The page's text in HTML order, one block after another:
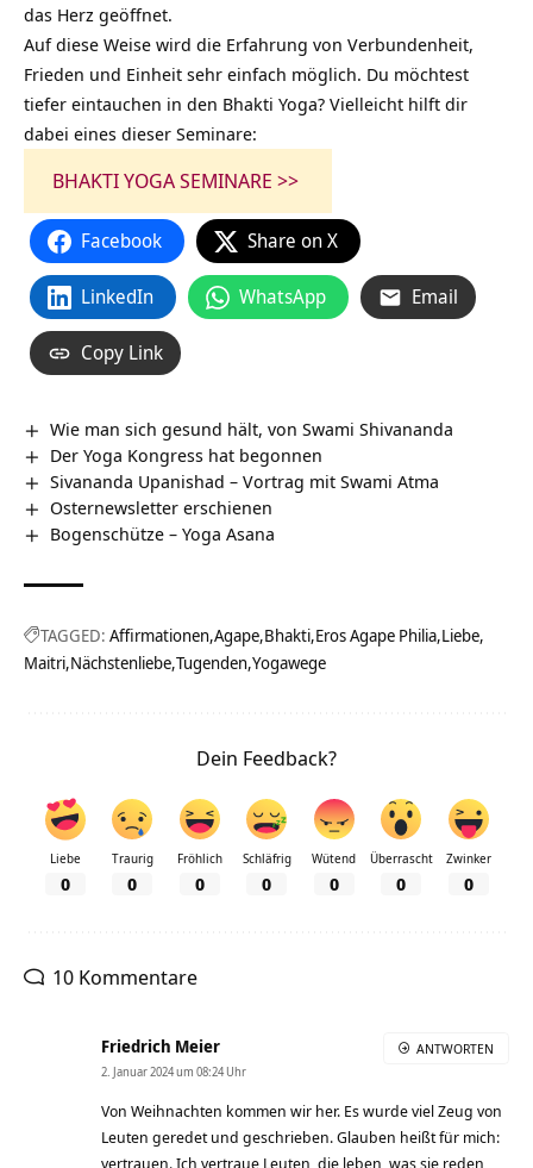
das Herz geöffnet.
Auf diese Weise wird die Erfahrung von Verbundenheit,
Frieden und Einheit sehr einfach möglich. Du möchtest
tiefer eintauchen in den Bhakti Yoga? Vielleicht hilft dir
dabei eines dieser Seminare:
BHAKTI YOGA SEMINARE >>
Facebook Share on X
LinkedIn WhatsApp Email
Copy Link
Wie man sich gesund hält, von Swami Shivananda
Der Yoga Kongress hat begonnen
Sivananda Upanishad – Vortrag mit Swami Atma
Osternewsletter erschienen
Bogenschütze – Yoga Asana
TAGGED: Affirmationen Agape Bhakti Eros Agape Philia Liebe
Maitri Nächstenliebe Tugenden Yogawege
Dein Feedback?
Liebe
0
Traurig
0
Fröhlich
0
Schläfrig
0
Wütend
0
Überrascht
0
Zwinker
0
10 Kommentare
Friedrich Meier
2. Januar 2024 um 08:24 Uhr
Von Weihnachten kommen wir her. Es wurde viel Zeug von
Leuten geredet und geschrieben. Glauben heißt für mich:
vertrauen. Ich vertraue Leuten, die leben, was sie reden
ANTWORTEN